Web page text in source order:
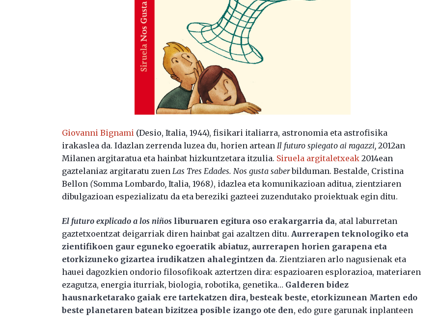
Giovanni Bignami (Desio, Italia, 1944), fisikari italiarra, astronomia eta astrofisika
irakaslea da. Idazlan zerrenda luzea du, horien artean Il futuro spiegato ai ragazzi,2012an
Milanen argitaratua eta hainbat hizkuntzetara itzulia. Siruela argitaletxeak 2014ean
gaztelaniaz argitaratu zuen Las Tres Edades. Nos gusta saberbilduman. Bestalde, Cristina
Bellon (Somma Lombardo,Italia, 1968), idazlea eta komunikazioan aditua, zientziaren
dibulgazioan espezializatu da eta bereziki gazteei zuzendutako proiektuak egin ditu.
El futuro explicado a los niños liburuaren egitura oso erakargarria da, atal laburretan
gaztetxoentzat deigarriak diren hainbat gai azaltzen ditu. Aurrerapen teknologiko eta
zientifikoen gaur eguneko egoeratik abiatuz, aurrerapen horien garapena eta
etorkizuneko gizartea irudikatzen ahalegintzen da. Zientziaren arlo nagusienak eta
hauei dagozkien ondorio filosofikoak aztertzen dira: espazioaren esplorazioa, materiaren
ezagutza, energia iturriak, biologia, robotika, genetika… Galderen bidez
hausnarketarako gaiak ere tartekatzen dira, besteak beste, etorkizunean Marten edo
beste planetaren batean bizitzea posible izango ote den, edo gure garunak inplanteen